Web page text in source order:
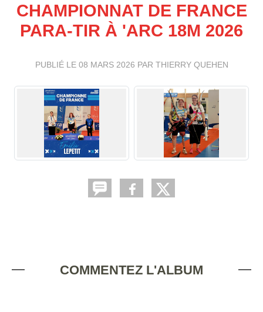
CHAMPIONNAT DE FRANCE
PARA-TIR À 'ARC 18M 2026
PUBLIÉ LE 08 MARS 2026 PAR THIERRY QUEHEN
COMMENTEZ L'ALBUM